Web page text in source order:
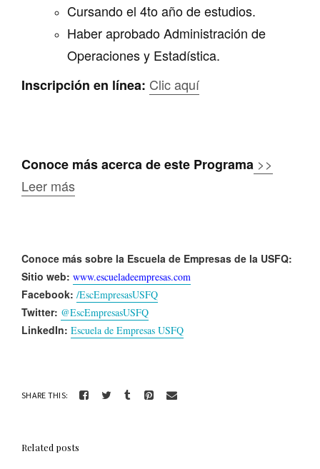
Cursando el 4to año de estudios.
Haber aprobado Administración de
Operaciones y Estadística.
Inscripción en línea: Clic aquí
Conoce más acerca de este Programa >>
Leer más
Conoce más sobre la Escuela de Empresas de la USFQ:
Sitio web: www.escueladeempresas.com
Facebook: /EscEmpresasUSFQ
Twitter: @EscEmpresasUSFQ
LinkedIn: Escuela de Empresas USFQ
SHARE THIS:
Related posts